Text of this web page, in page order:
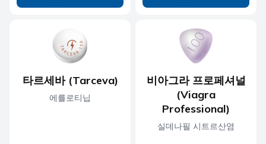
타르세바 (Tarceva)
에를로티닙
비아그라 프로페셔널
(Viagra
Professional)
실데나필 시트르산염